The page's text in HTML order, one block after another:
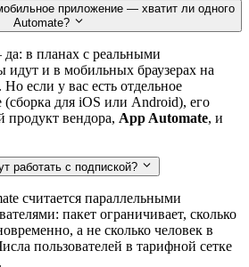
приложение — хватит ли одного
Automate?
в планах с реальными
идут и в мобильных браузерах на
если у вас есть отдельное
для iOS или Android), его
продукт вендора, App Automate, и
работать с подпиской?
считается параллельными
пакет ограничивает, сколько
а не сколько человек в
пользователей в тарифной сетке